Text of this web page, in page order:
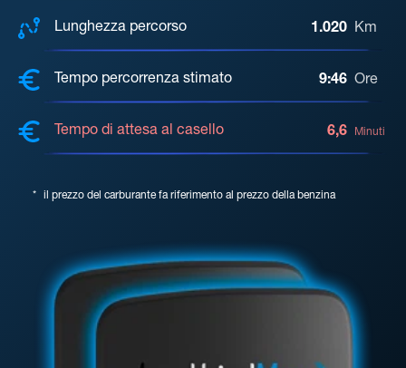
Lunghezza percorso 1.020 Km
Tempo percorrenza stimato 9:46 Ore
Tempo di attesa al casello 6,6 Minuti
* il prezzo del carburante fa riferimento al prezzo della benzina